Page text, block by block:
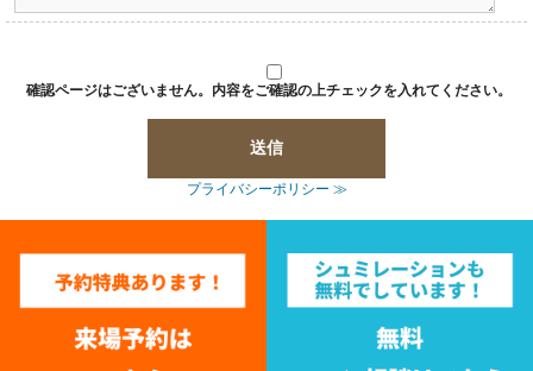
確認ページはございません。内容をご確認の上チェックを入れてください。
プライバシーポリシー ≫